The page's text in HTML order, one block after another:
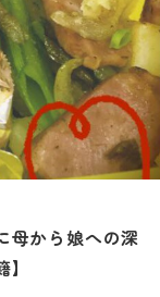
母から娘への深